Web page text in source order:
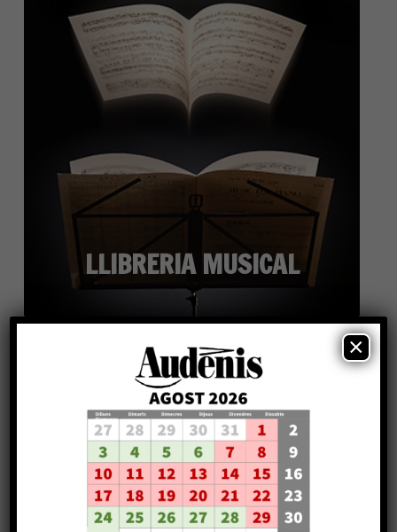
LLIBRERIA MUSICAL
×